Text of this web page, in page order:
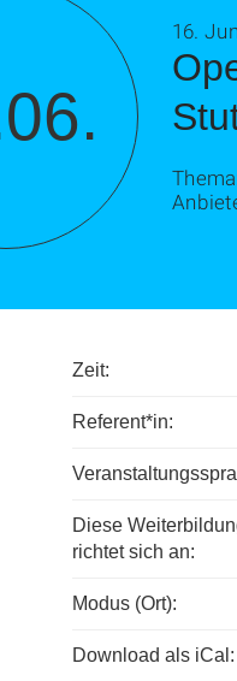
16.
Zeit:
Referent*in:
Diese
richtet sich an:
Modus (Ort):
Download als iCal: